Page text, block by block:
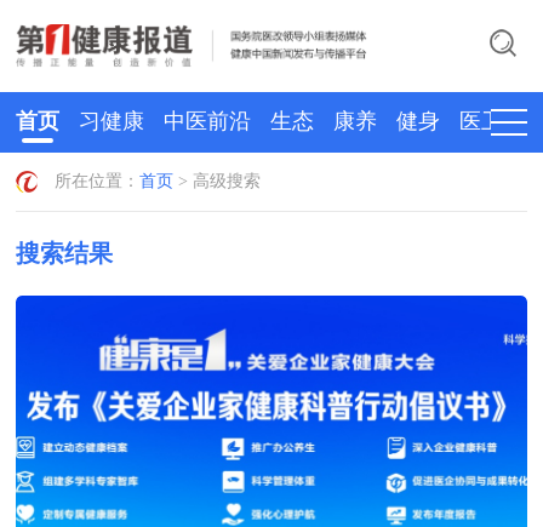
首页 习健康 中医前沿 生态 康养 健身 医卫
所在位置：首页 > 高级搜索
搜索结果